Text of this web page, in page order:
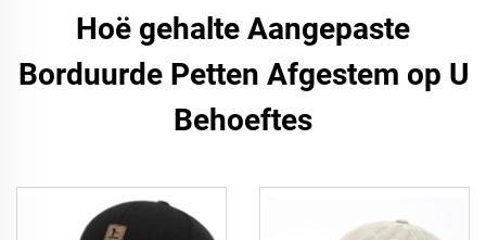
Hoë gehalte Aangepaste
Borduurde Petten Afgestem op U
Behoeftes